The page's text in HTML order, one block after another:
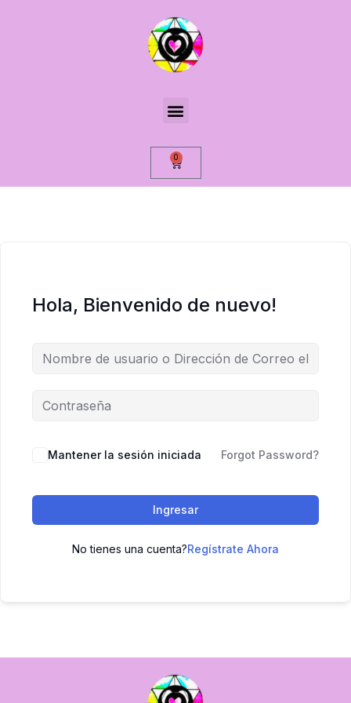
0
Hola, Bienvenido de nuevo!
Mantener la sesión iniciada Forgot Password?
Ingresar
No tienes una cuenta?Regístrate Ahora